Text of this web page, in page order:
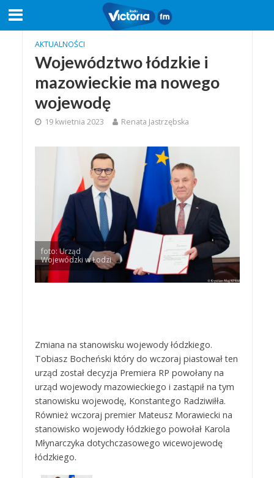
AKTUALNOŚCI
Województwo łódzkie i
mazowieckie ma nowego
wojewodę
19 kwietnia 2023 Renata Jastrzębska
foto: Urząd
Wojewódzki w Łodzi
Zmiana na stanowisku wojewody łódzkiego.
Tobiasz Bocheński który do wczoraj piastował ten
urząd został decyzja Premiera RP powołany na
urząd wojewody mazowieckiego i zastąpił na tym
stanowisku wojewodę, Konstantego Radziwiłła.
Również wczoraj premier Mateusz Morawiecki na
stanowisko wojewody łódzkiego powołał Karola
Młynarczyka dotychczasowego wicewojewodę
łódzkiego.